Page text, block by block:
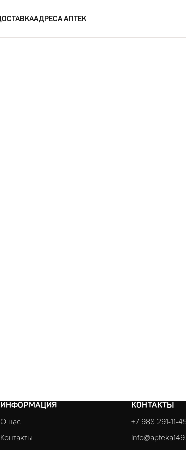
АДРЕСА АПТЕК
ИНФОРМАЦИЯ
О нас
Контакты
КОНТАКТЫ
+7 988 291-11-